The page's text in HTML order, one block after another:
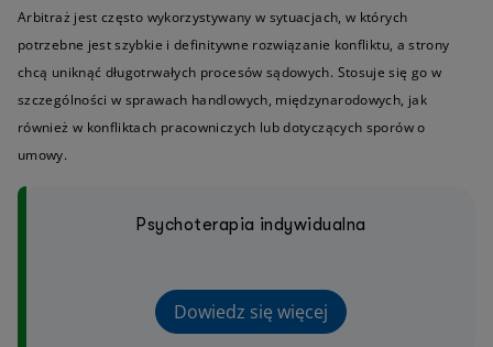
Arbitraż jest często wykorzystywany w sytuacjach, w których
potrzebne jest szybkie i definitywne rozwiązanie konfliktu, a strony
chcą uniknąć długotrwałych procesów sądowych. Stosuje się go w
szczególności w sprawach handlowych, międzynarodowych, jak
również w konfliktach pracowniczych lub dotyczących sporów o
umowy.
Psychoterapia indywidualna
Dowiedz się więcej